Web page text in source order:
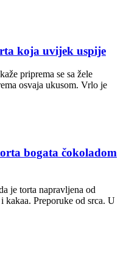
koja uvijek uspije
priprema se sa žele
osvaja ukusom. Vrlo je
bogata čokoladom
je torta napravljena od
kakaa. Preporuke od srca. U